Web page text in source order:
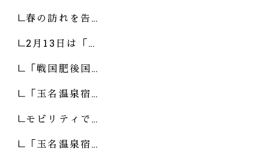
春の訪れを告…
2月13日は「…
「戦国肥後国…
「玉名温泉宿…
モビリティで…
「玉名温泉宿…